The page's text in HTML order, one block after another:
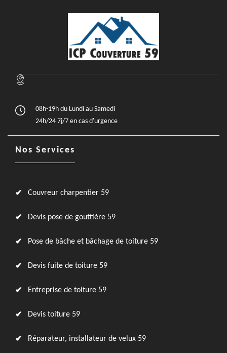
08h-19h du Lundi au Samedi
24h/24 7j/7 en cas d'urgence
Nos Services
Couvreur charpentier 59
Devis pose de gouttière 59
Pose de bâche et bâchage de toiture 59
Devis fuite de toiture 59
Entreprise de toiture 59
Devis toiture 59
Réparateur, installateur de velux 59